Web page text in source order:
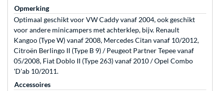
Opmerking
Optimaal geschikt voor VW Caddy vanaf 2004, ook geschikt
voor andere minicampers met achterklep, bijv. Renault
Kangoo (Type W) vanaf 2008, Mercedes Citan vanaf 10/2012,
Citroën Berlingo II (Type B 9) / Peugeot Partner Tepee vanaf
05/2008, Fiat Doblo II (Type 263) vanaf 2010 / Opel Combo
'D'ab 10/2011.
Accessoires